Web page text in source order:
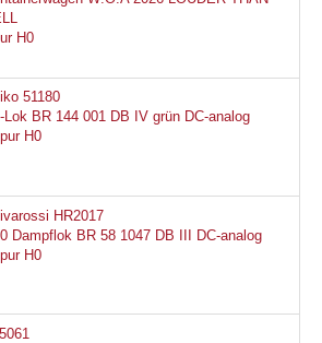
H0
51180
Lok BR 144 001 DB IV grün DC-analog
H0
HR2017
Dampflok BR 58 1047 DB III DC-analog
H0